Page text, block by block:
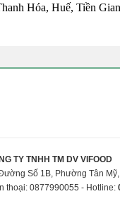
Hóa, Huế, Tiền
TY TNHH TM DV VIFOOD
Số 1B, Phường Tân
thoại: 0877990055 - Hotline: